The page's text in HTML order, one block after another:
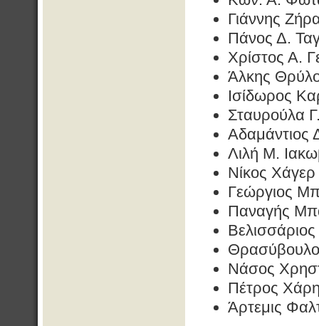
Γιάννης
Πάνος Δ.
Χρίστος Α.
Άλκης
Ισίδωρος
Σταυρούλα
Λιλή Μ.
Νίκος
Γεώργιος
Παναγής
Νάσος
Πέτρος
Άρτεμις